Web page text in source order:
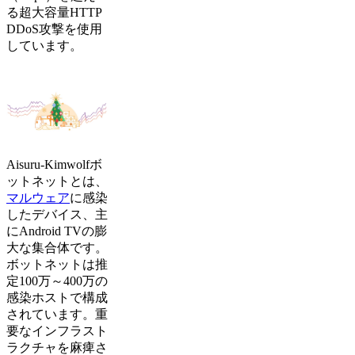
る超大容量HTTP
DDoS攻撃を使用
しています。
Aisuru-Kimwolfボ
ットネットとは、
マルウェアに感染
したデバイス、主
にAndroid TVの膨
大な集合体です。
ボットネットは推
定100万～400万の
感染ホストで構成
されています。重
要なインフラスト
ラクチャを麻痺さ